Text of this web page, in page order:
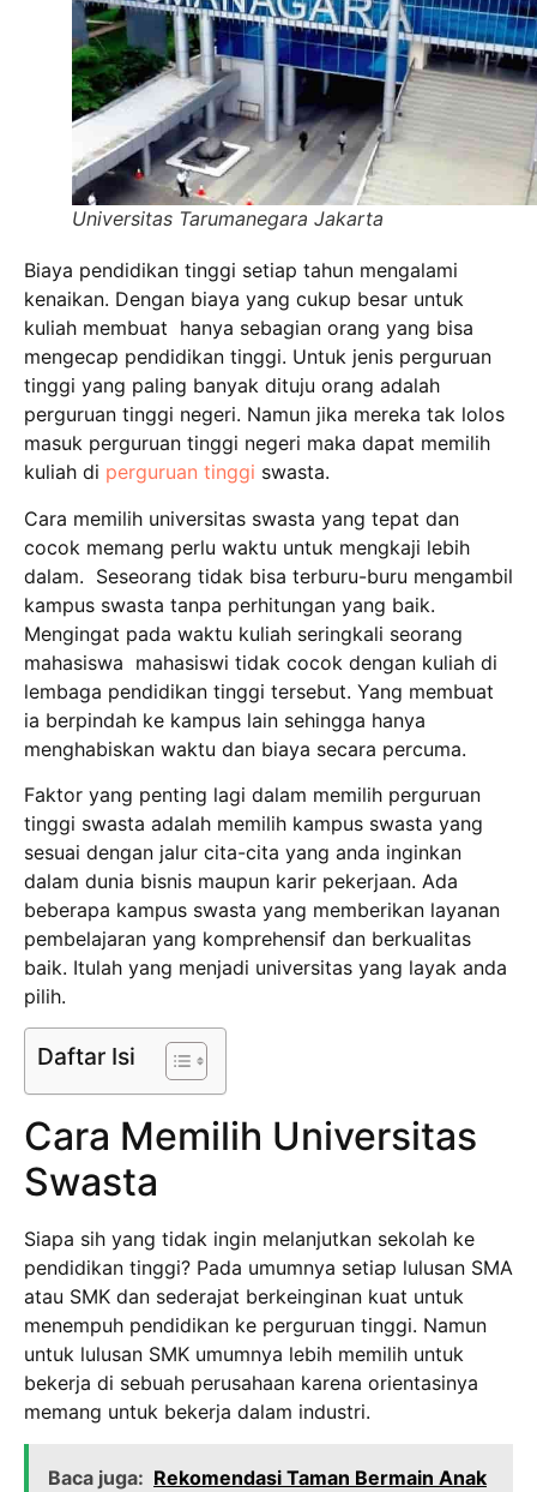
Universitas Tarumanegara Jakarta
Biaya pendidikan tinggi setiap tahun mengalami
kenaikan. Dengan biaya yang cukup besar untuk
kuliah membuat hanya sebagian orang yang bisa
mengecap pendidikan tinggi. Untuk jenis perguruan
tinggi yang paling banyak dituju orang adalah
perguruan tinggi negeri. Namun jika mereka tak lolos
masuk perguruan tinggi negeri maka dapat memilih
kuliah di perguruan tinggi swasta.
Cara memilih universitas swasta yang tepat dan
cocok memang perlu waktu untuk mengkaji lebih
dalam. Seseorang tidak bisa terburu-buru mengambil
kampus swasta tanpa perhitungan yang baik.
Mengingat pada waktu kuliah seringkali seorang
mahasiswa mahasiswi tidak cocok dengan kuliah di
lembaga pendidikan tinggi tersebut. Yang membuat
ia berpindah ke kampus lain sehingga hanya
menghabiskan waktu dan biaya secara percuma.
Faktor yang penting lagi dalam memilih perguruan
tinggi swasta adalah memilih kampus swasta yang
sesuai dengan jalur cita-cita yang anda inginkan
dalam dunia bisnis maupun karir pekerjaan. Ada
beberapa kampus swasta yang memberikan layanan
pembelajaran yang komprehensif dan berkualitas
baik. Itulah yang menjadi universitas yang layak anda
pilih.
Daftar Isi
Cara Memilih Universitas
Swasta
Siapa sih yang tidak ingin melanjutkan sekolah ke
pendidikan tinggi? Pada umumnya setiap lulusan SMA
atau SMK dan sederajat berkeinginan kuat untuk
menempuh pendidikan ke perguruan tinggi. Namun
untuk lulusan SMK umumnya lebih memilih untuk
bekerja di sebuah perusahaan karena orientasinya
memang untuk bekerja dalam industri.
Baca juga: Rekomendasi Taman Bermain Anak